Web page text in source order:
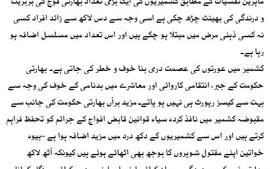
و درندگی کی بھینٹ چڑھ چکی ہے اسی وجہ سے دس لاکھ سے زائد افراد کسی
نہ کسی ذہنی مرض میں مبتلا ہو چکے ہیں اور اس تعداد میں مسلسل اضافہ ہو
رہا ہے۔
کشمیر میں عورتوں کی عصمت دری بنا خوف و خطر کی جاتی ہے۔ بھارتی
حکومت کے جبر، انتقامی کاروائی اور معاشرے میں بدنامی کے خوف کی وجہ سے
بہت سے کیسز رپورٹ ہی نہیں ہو پاتےـ مزید برآں بھارتی حکومت کی جانب سے
مقبوضہ کشمیر میں نافذ کردہ سیاہ قوانین قابض افواج کے جرائم کو تحفظ فراہم
کرتے ہیں اور اس سے کشمیریوں کے دکھ درد میں مزید اضافہ ہوا ہے –بیوہ
خواتین اپنے مقتول شوہروں کا بوجھ بھی اٹھائے ہوئے ہیں کیونکہ آٹھ لاکھ